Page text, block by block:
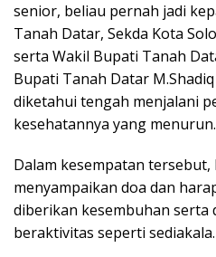
senior, beliau pernah jadi
Tanah Datar, Sekda Kota
serta Wakil Bupati Tanah
Bupati Tanah Datar
diketahui tengah menjalani
kesehatannya yang menurun.
Dalam kesempatan tersebut,
menyampaikan doa dan
diberikan kesembuhan serta
beraktivitas seperti sediakala.